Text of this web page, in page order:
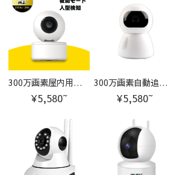
300万画素屋内用赤外線暗視型カメラ Z-A2
¥5,580~
300万画素自動追跡双方向音声通信機能搭載 Z-A3
¥5,580~